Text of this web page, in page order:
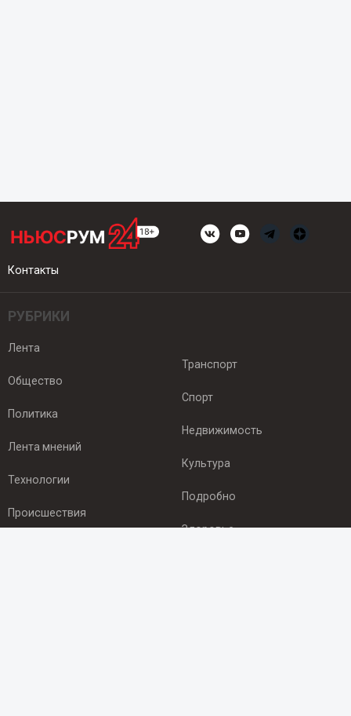
Контакты
РУБРИКИ
Лента
Общество
Политика
Лента мнений
Технологии
Происшествия
Транспорт
Спорт
Недвижимость
Культура
Подробно
Здоровье